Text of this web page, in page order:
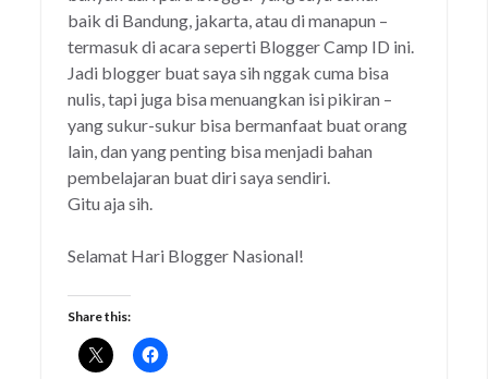
baik di Bandung, jakarta, atau di manapun –
termasuk di acara seperti Blogger Camp ID ini.
Jadi blogger buat saya sih nggak cuma bisa
nulis, tapi juga bisa menuangkan isi pikiran –
yang sukur-sukur bisa bermanfaat buat orang
lain, dan yang penting bisa menjadi bahan
pembelajaran buat diri saya sendiri.
Gitu aja sih.
Selamat Hari Blogger Nasional!
Share this: